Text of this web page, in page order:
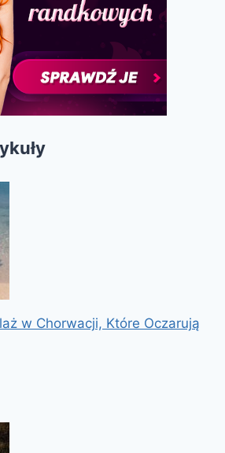
w Chorwacji, Które Oczarują